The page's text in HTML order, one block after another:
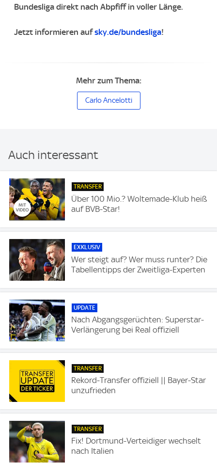
Bundesliga direkt nach Abpfiff in voller Länge.
Jetzt informieren aufsky.de/bundesliga!
Mehr zum Thema:
Carlo Ancelotti
Auch interessant
TRANSFER
Über 100 Mio.? Woltemade-Klub heiß
auf BVB-Star!
EXKLUSIV
Wer steigt auf? Wer muss runter? Die
Tabellentipps der Zweitliga-Experten
UPDATE
Nach Abgangsgerüchten: Superstar-
Verlängerung bei Real offiziell
TRANSFER
Rekord-Transfer offiziell || Bayer-Star
unzufrieden
TRANSFER
Fix! Dortmund-Verteidiger wechselt
nach Italien